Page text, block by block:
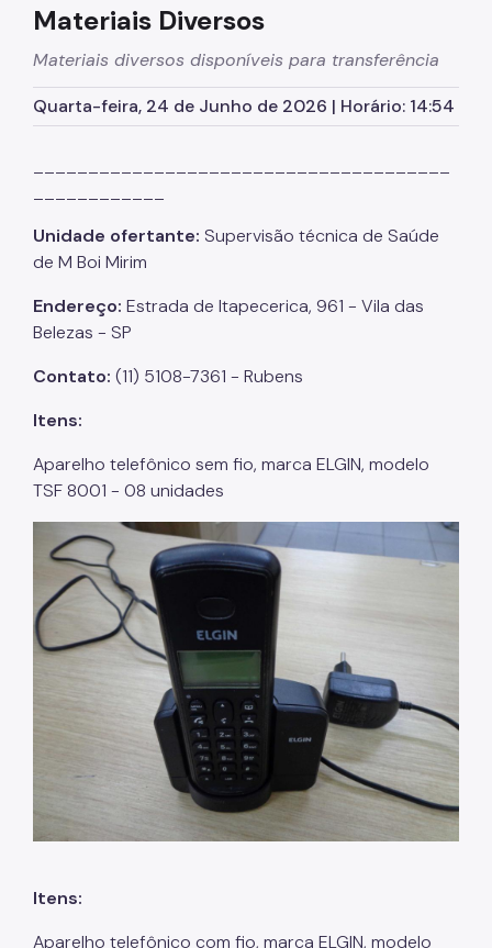
Bens e Serviços
Atas de Registro de Preços
SPusa
Patrimônio Imobiliário Municipal
Portal do Servidor
Estágio
Programa Ressignificando o Trabalho
Assessoria de Relações de Trabalho
Arquivo Público
Sistema de Arquivos
Diário Oficial da Cidade
Portal de Processos
Parcerias com o Terceiro Setor
Cadastro Único das Entidades
Qualificação de OS
Perguntas Frequentes
Materiais Diversos
Materiais diversos disponíveis para transferência
Quarta-feira, 24 de Junho de 2026 | Horário: 14:54
Unidade ofertante: Supervisão técnica de Saúde
de M Boi Mirim
Endereço: Estrada de Itapecerica, 961 - Vila das
Belezas - SP
Contato: (11) 5108-7361 - Rubens
Itens:
Aparelho telefônico sem fio, marca ELGIN, modelo
TSF 8001 - 08 unidades
Itens:
Aparelho telefônico com fio, marca ELGIN, modelo